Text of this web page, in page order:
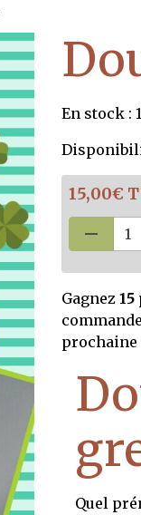
En stock :
15,00€
Gagnez
prochaine
Quel